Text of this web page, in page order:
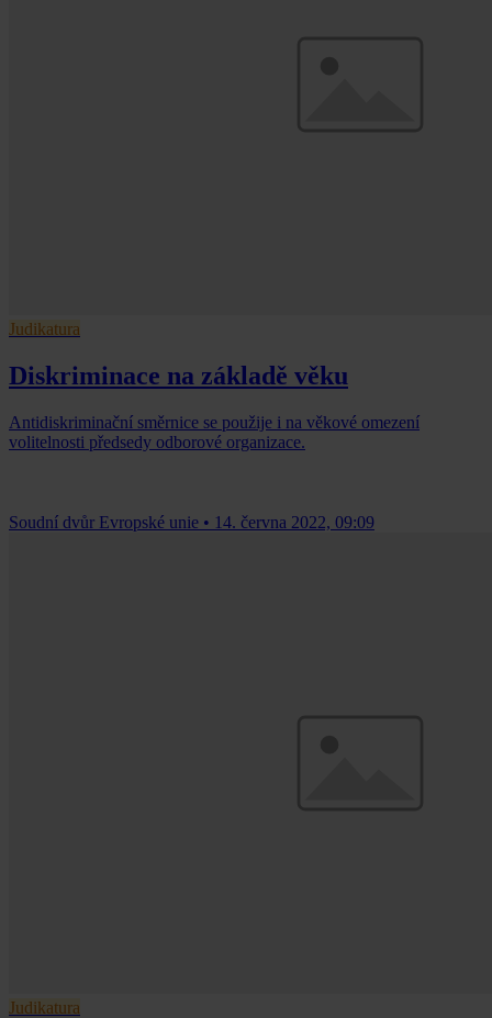
Judikatura
Diskriminace na základě věku
Antidiskriminační směrnice se použije i na věkové omezení
volitelnosti předsedy odborové organizace.
Soudní dvůr Evropské unie • 14. června 2022, 09:09
Judikatura